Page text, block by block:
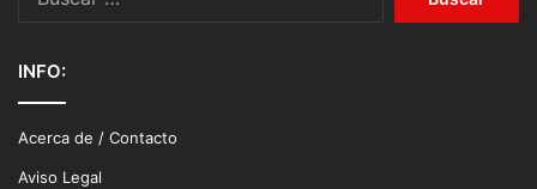
INFO:
Acerca de / Contacto
Aviso Legal